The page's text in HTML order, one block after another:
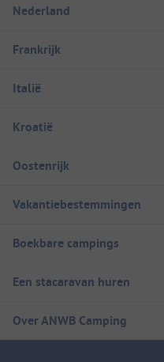
Nederland
Frankrijk
Italië
Kroatië
Oostenrijk
Vakantiebestemmingen
Boekbare campings
Een stacaravan huren
Over ANWB Camping